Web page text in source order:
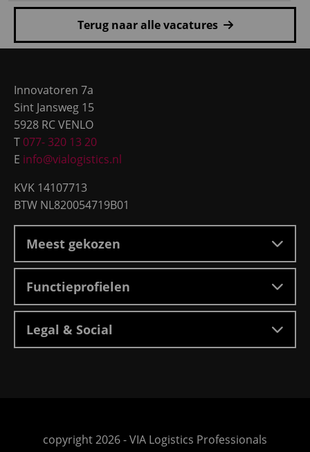
meer
Distribution
Terug naar alle vacatures
Innovatoren 7a
Sint Jansweg 15
5928 RC VENLO
T 077- 320 13 20
E info@vialogistics.nl
KVK 14107713
BTW NL820054719B01
Meest gekozen
Functieprofielen
Legal & Social
Ga
copyright 2026 -VIA Logistics Professionals